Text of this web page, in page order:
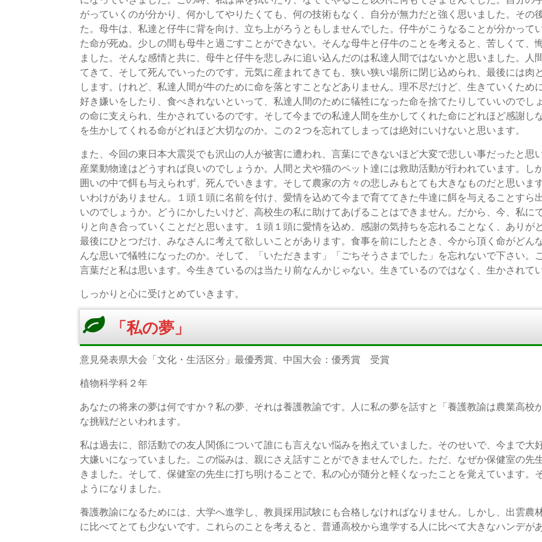
がっていくのが分かり、何かしてやりたくても、何の技術もなく、自分が無力だと強く思いました。その
た。母牛は、私達と仔牛に背を向け、立ち上がろうともしませんでした。仔牛がこうなることが分かって
た命が死ぬ。少しの間も母牛と過ごすことができない。そんな母牛と仔牛のことを考えると、苦しくて、
ました。そんな感情と共に、母牛と仔牛を悲しみに追い込んだのは私達人間ではないかと思いました。人
てきて、そして死んでいったのです。元気に産まれてきても、狭い狭い場所に閉じ込められ、最後には肉
します。けれど、私達人間が牛のために命を落とすことなどありません。理不尽だけど、生きていくため
好き嫌いをしたり、食べきれないといって、私達人間のために犠牲になった命を捨てたりしていいのでし
の命に支えられ、生かされているのです。そして今までの私達人間を生かしてくれた命にどれほど感謝し
を生かしてくれる命がどれほど大切なのか。この２つを忘れてしまっては絶対にいけないと思います。
また、今回の東日本大震災でも沢山の人が被害に遭われ、言葉にできないほど大変で悲しい事だったと思
産業動物達はどうすれば良いのでしょうか。人間と犬や猫のペット達には救助活動が行われています。し
囲いの中で餌も与えられず、死んでいきます。そして農家の方々の悲しみもとても大きなものだと思いま
いわけがありません。１頭１頭に名前を付け、愛情を込めて今まで育ててきた牛達に餌を与えることすら
いのでしょうか。どうにかしたいけど、高校生の私に助けてあげることはできません。だから、今、私に
りと向き合っていくことだと思います。１頭１頭に愛情を込め、感謝の気持ちを忘れることなく、ありが
最後にひとつだけ、みなさんに考えて欲しいことがあります。食事を前にしたとき、今から頂く命がどん
んな思いで犠牲になったのか。そして、「いただきます」「ごちそうさまでした」を忘れないで下さい。
言葉だと私は思います。今生きているのは当たり前なんかじゃない。生きているのではなく、生かされて
しっかりと心に受けとめていきます。
「私の夢」
意見発表県大会「文化・生活区分」最優秀賞、中国大会：優秀賞 受賞
植物科学科２年
あなたの将来の夢は何ですか？私の夢、それは養護教諭です。人に私の夢を話すと「養護教諭は農業高校
な挑戦だといわれます。
私は過去に、部活動での友人関係について誰にも言えない悩みを抱えていました。そのせいで、今まで大
大嫌いになっていました。この悩みは、親にさえ話すことができませんでした。ただ、なぜか保健室の先
きました。そして、保健室の先生に打ち明けることで、私の心が随分と軽くなったことを覚えています。
ようになりました。
養護教諭になるためには、大学へ進学し、教員採用試験にも合格しなければなりません。しかし、出雲農
に比べてとても少ないです。これらのことを考えると、普通高校から進学する人に比べて大きなハンデが